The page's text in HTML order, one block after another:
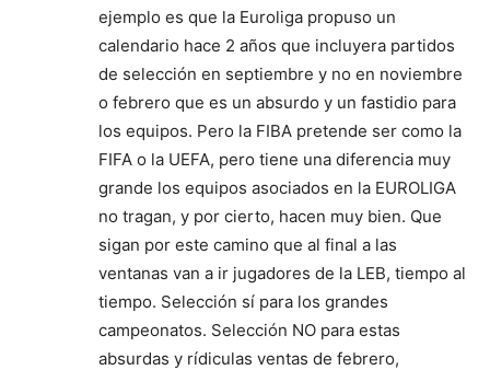
ejemplo es que la Euroliga propuso un
calendario hace 2 años que incluyera partidos
de selección en septiembre y no en noviembre
o febrero que es un absurdo y un fastidio para
los equipos. Pero la FIBA pretende ser como la
FIFA o la UEFA, pero tiene una diferencia muy
grande los equipos asociados en la EUROLIGA
no tragan, y por cierto, hacen muy bien. Que
sigan por este camino que al final a las
ventanas van a ir jugadores de la LEB, tiempo al
tiempo. Selección sí para los grandes
campeonatos. Selección NO para estas
absurdas y rídiculas ventas de febrero,